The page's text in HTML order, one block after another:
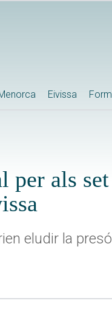
Eivissa
per als
eludir la